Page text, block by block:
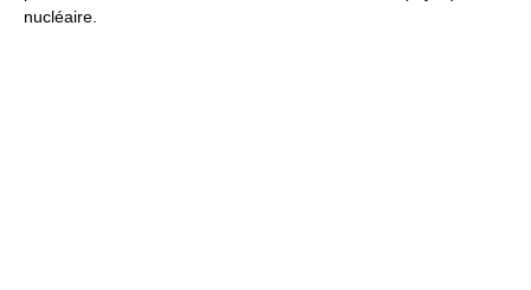
nucléaire.